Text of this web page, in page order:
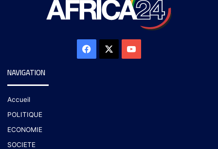
NAVIGATION
Accueil
POLITIQUE
ECONOMIE
SOCIETE